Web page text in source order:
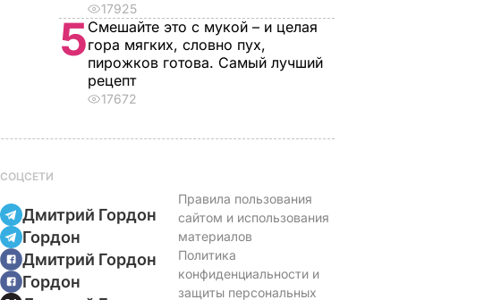
17925
5Смешайте это с мукой – и целая
гора мягких, словно пух,
пирожков готова. Самый лучший
рецепт
17672
СОЦСЕТИ
Дмитрий Гордон
Гордон
Дмитрий Гордон
Гордон
Правила пользования
сайтом и использования
материалов
Политика
конфиденциальности и
защиты персональных